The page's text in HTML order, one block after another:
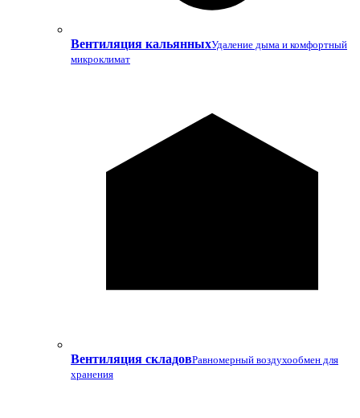
Вентиляция кальянныхУдаление дыма и комфортный
микроклимат
Вентиляция складовРавномерный воздухообмен для
хранения